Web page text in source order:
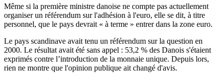
Même si la première ministre danoise ne compte pas actuellement
organiser un référendum sur l'adhésion à l'euro, elle se dit, à titre
personnel, que le pays devrait « à terme » entrer dans la zone euro.
Le pays scandinave avait tenu un référendum sur la question en
2000. Le résultat avait été sans appel : 53,2 % des Danois s'étaient
exprimés contre l’introduction de la monnaie unique. Depuis lors,
rien ne montre que l'opinion publique ait changé d'avis.